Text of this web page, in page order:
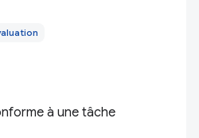
à une tâche